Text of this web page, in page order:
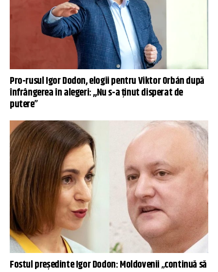
Pro-rusul Igor Dodon, elogii pentru Viktor Orbán după
înfrângerea în alegeri: ,,Nu s-a ținut disperat de
putere”
Fostul președinte Igor Dodon: Moldovenii „continuă să